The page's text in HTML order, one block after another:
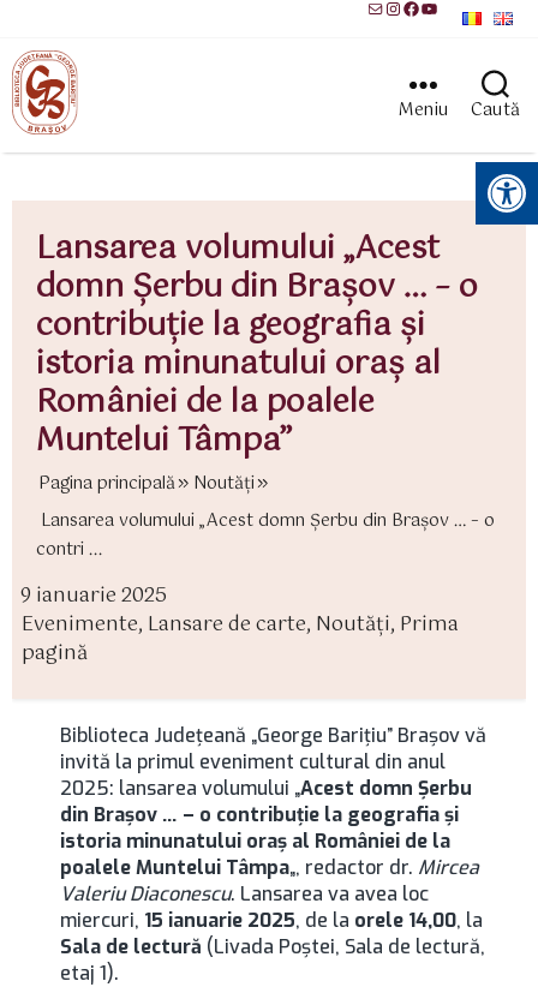
MailInstagram
Facebook
YouTube
Meniu Caută
Instrumente pentru accesibilitate
Lansarea volumului „Acest
domn Şerbu din Braşov … – o
contribuţie la geografia şi
istoria minunatului oraş al
României de la poalele
Muntelui Tâmpa”
Pagina principală
Noutăți
Lansarea volumului „Acest domn Şerbu din Braşov … – o
contri ...
9 ianuarie 2025
Evenimente, Lansare de carte, Noutăți, Prima
pagină
Biblioteca Judeţeană „George Bariţiu” Braşov vă
invită la primul eveniment cultural din anul
2025: lansarea volumului „Acest domn Şerbu
din Braşov … – o contribuţie la geografia şi
istoria minunatului oraş al României de la
poalele Muntelui Tâmpa„, redactor dr. Mircea
Valeriu Diaconescu. Lansarea va avea loc
miercuri, 15 ianuarie 2025, de la orele 14,00, la
Sala de lectură (Livada Poştei, Sala de lectură,
etaj 1).